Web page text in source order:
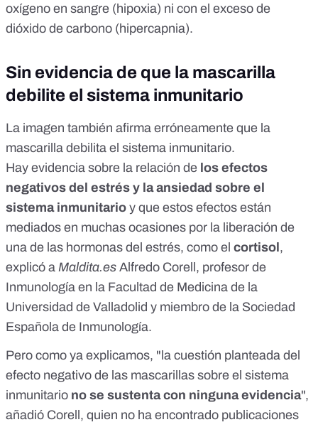
oxígeno en sangre (hipoxia) ni con el exceso de
dióxido de carbono (hipercapnia).
Sin evidencia de que la mascarilla
debilite el sistema inmunitario
La imagen también afirma erróneamente que la
mascarilla debilita el sistema inmunitario.
Hay evidencia sobre la relación de los efectos
negativos del estrés y la ansiedad sobre el
sistema inmunitario y que estos efectos están
mediados en muchas ocasiones por la liberación de
una de las hormonas del estrés, como el cortisol ,
explicó a Maldita.es Alfredo Corell, profesor de
Inmunología en la Facultad de Medicina de la
Universidad de Valladolid y miembro de la Sociedad
Española de Inmunología.
Pero como ya explicamos, "la cuestión planteada del
efecto negativo de las mascarillas sobre el sistema
inmunitario no se sustenta con ninguna evidencia",
añadió Corell, quien no ha encontrado publicaciones